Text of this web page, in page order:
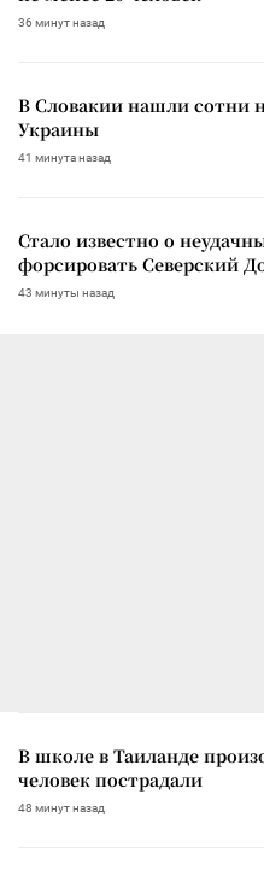
36 минут назад
В Словакии нашли сотни
Украины
41 минута назад
Стало известно о
форсировать Северский
43 минуты назад
В школе в Таиланде
человек пострадали
48 минут назад